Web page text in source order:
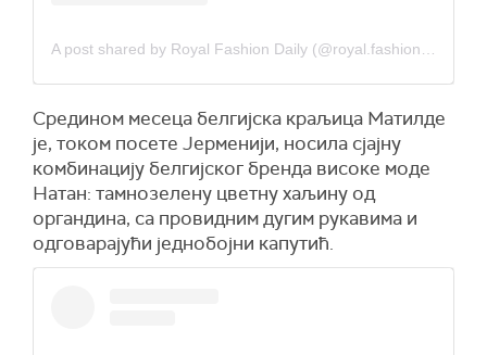
Средином месеца белгијска краљица Матилде
је, током посете Јерменији, носила сјајну
комбинацију белгијског бренда високе моде
Натан: тамнозелену цветну хаљину од
органдина, са провидним дугим рукавима и
одговарајући једнобојни капутић.